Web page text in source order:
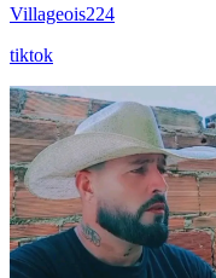
Villageois224
tiktok